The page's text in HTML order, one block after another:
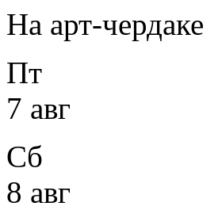
На арт-чердаке
Пт
7 авг
Сб
8 авг